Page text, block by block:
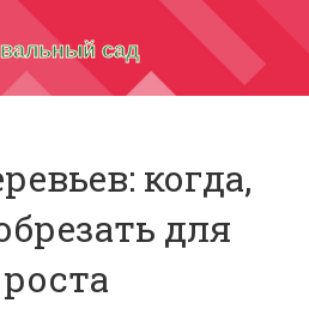
когда,
для